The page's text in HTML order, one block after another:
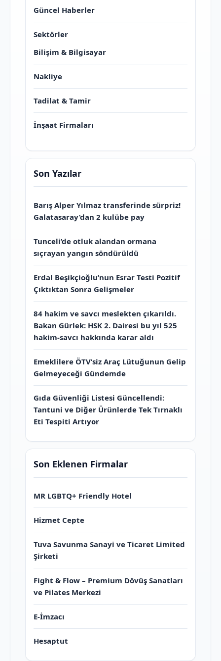
Güncel Haberler
Sektörler
Bilişim & Bilgisayar
Nakliye
Tadilat & Tamir
İnşaat Firmaları
Son Yazılar
Barış Alper Yılmaz transferinde sürpriz!
Galatasaray’dan 2 kulübe pay
Tunceli’de otluk alandan ormana
sıçrayan yangın söndürüldü
Erdal Beşikçioğlu’nun Esrar Testi Pozitif
Çıktıktan Sonra Gelişmeler
84 hakim ve savcı meslekten çıkarıldı.
Bakan Gürlek: HSK 2. Dairesi bu yıl 525
hakim-savcı hakkında karar aldı
Emeklilere ÖTV’siz Araç Lütuğunun Gelip
Gelmeyeceği Gündemde
Gıda Güvenliği Listesi Güncellendi:
Tantuni ve Diğer Ürünlerde Tek Tırnaklı
Eti Tespiti Artıyor
Son Eklenen Firmalar
MR LGBTQ+ Friendly Hotel
Hizmet Cepte
Tuva Savunma Sanayi ve Ticaret Limited
Şirketi
Fight & Flow – Premium Dövüş Sanatları
ve Pilates Merkezi
E-İmzacı
Hesaptut